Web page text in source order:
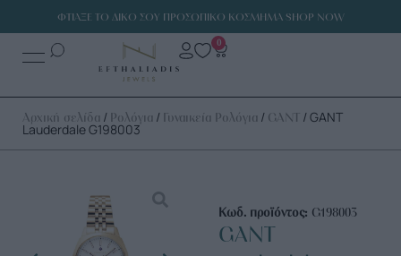
ΦΤΙΑΞΕ ΤΟ ΔΙΚΟ ΣΟΥ ΠΡΟΣΩΠΙΚΟ ΚΟΣΜΗΜΑ SHOP NOW
0
Αρχική σελίδα / Ρολόγια / Γυναικεία Ρολόγια / GANT / GANT
Lauderdale G198003
Κωδ. προϊόντος: G198003
GANT